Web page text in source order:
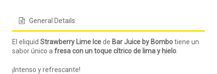
General Details
El eliquid Strawberry Lime Icede Bar Juice by Bombotiene un
sabor único a fresa con un toque cítrico de lima y hielo
¡Intenso y refrescante!